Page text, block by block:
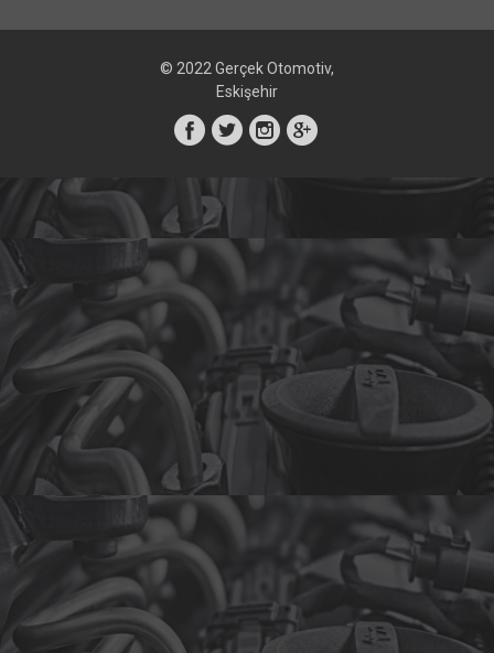
© 2022 Gerçek Otomotiv,
Eskişehir